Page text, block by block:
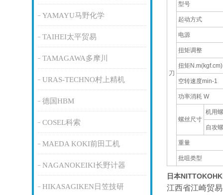
YAMAYU马野化学
TAIHEI太平贸易
TAMAGAWA多摩川
URAS-TECHNO村上精机
德国HBM
COSEL科索
MAEDA KOKI前田工机
NAGANOKEIKI长野计器
HIKASAGIKEN日笠技研
刀
型号
起动方式
电源
扭矩调整
扭矩N.m(kgf.cm)
空转速度min-1
功率消耗 W
螺丝尺寸
机用
自攻
重量
批咀类型
日本
江西省江崎贸